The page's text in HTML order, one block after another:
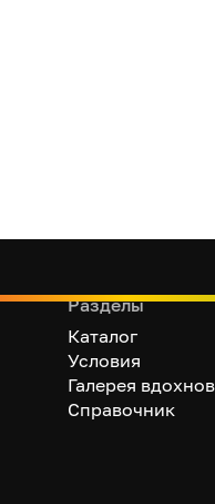
Разделы
Каталог
Условия
Галерея
Справочник